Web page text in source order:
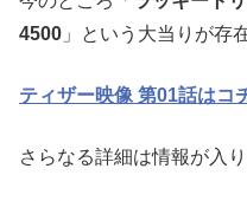
4500 」という大当りが存
ティザー映像 第01話はコ
さらなる詳細は情報が入